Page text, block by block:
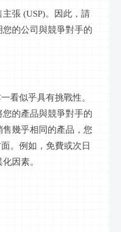
主張 (USP)。因此，請
的公司與競爭對手的
看似乎具有挑戰性。
的產品與競爭對手的
幾乎相同的產品，您
。例如，免費或次日
因素。